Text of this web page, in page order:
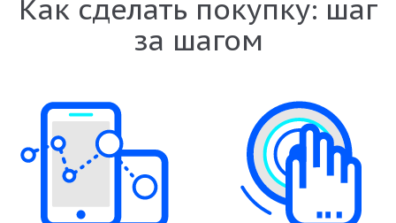
Как сделать покупку: шаг
за шагом